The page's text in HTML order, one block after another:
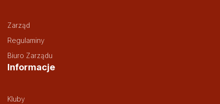
Zarząd
Regulaminy
Biuro Zarządu
Informacje
Kluby